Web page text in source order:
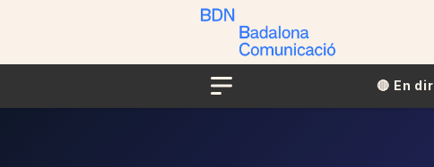
Menu
🔴​​ En